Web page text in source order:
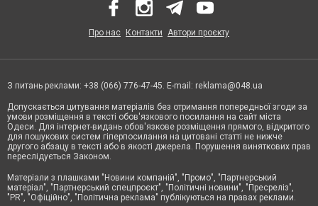
Про нас Контакти Автори проєкту
З питань реклами: +38 (066) 776-47-45. E-mail: reklama@048.ua
Допускається цитування матеріалів без отримання попередньої згоди за
умови розміщення в тексті обов'язкового посилання на сайт міста
Одеси. Для інтернет-видань обов'язкове розміщення прямого, відкритого
для пошукових систем гіперпосилання на цитовані статті не нижче
другого абзацу в тексті або в якості джерела. Порушення виняткових прав
переслідується Законом.
Матеріали з плашками "Новини компаній", "Промо", "Партнерський
матеріал", "Партнерський спецпроєкт", "Політичні новини", "Пресреліз",
"PR", "Офіційно", "Політична реклама" публікуються на правах реклами.